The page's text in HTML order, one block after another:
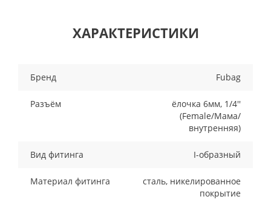
ХАРАКТЕРИСТИКИ
Бренд Fubag
Разъём
ёлочка 6мм, 1/4''
(Female/Мама/
внутренняя)
Вид фитинга I-образный
Материал фитинга
сталь, никелированное
покрытие